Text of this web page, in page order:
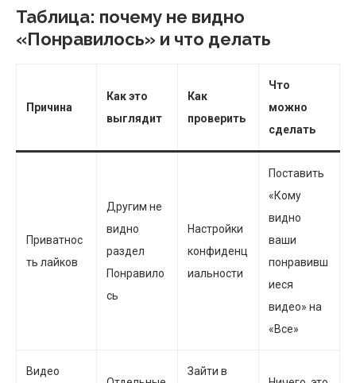
Таблица: почему не видно
«Понравилось» и что делать
Причина
Как это
выглядит
Как
проверить
Что
можно
сделать
Приватнос
ть лайков
Другим не
видно
раздел
Понравило
сь
Настройки
конфиденц
иальности
Поставить
«Кому
видно
ваши
понравивш
иеся
видео» на
«Все»
Видео
Зайти в